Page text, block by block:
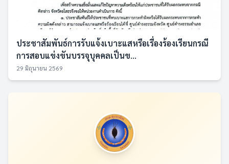
ประชาสัมพันธ์การรับแจ้งเบาะแสหรือเรื่องร้องเรียนกรณี
การสอบแข่งขันบรรจุบุคคลเป็นข...
29 มิถุนายน 2569